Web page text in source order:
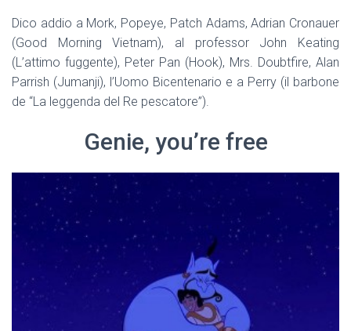
Dico addio a Mork, Popeye, Patch Adams, Adrian Cronauer
(Good Morning Vietnam), al professor John Keating
(L’attimo fuggente), Peter Pan (Hook), Mrs. Doubtfire, Alan
Parrish (Jumanji), l’Uomo Bicentenario e a Perry (il barbone
de “La leggenda del Re pescatore”).
Genie, you’re free